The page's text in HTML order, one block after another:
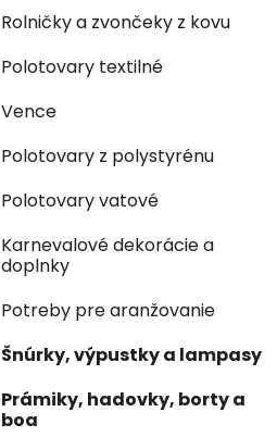
Rolničky a zvončeky z kovu
Polotovary textilné
Vence
Polotovary z polystyrénu
Polotovary vatové
Karnevalové dekorácie a
doplnky
Potreby pre aranžovanie
Šnúrky, výpustky a lampasy
Prámiky, hadovky, borty a
boa